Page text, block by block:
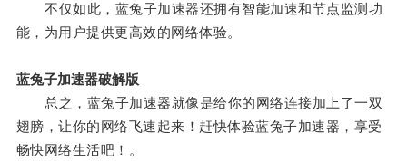
不仅如此，蓝兔子加速器还拥有智能加速和节点监测功
能，为用户提供更高效的网络体验。
蓝兔子加速器破解版
总之，蓝兔子加速器就像是给你的网络连接加上了一双
翅膀，让你的网络飞速起来！赶快体验蓝兔子加速器，享受
畅快网络生活吧！。